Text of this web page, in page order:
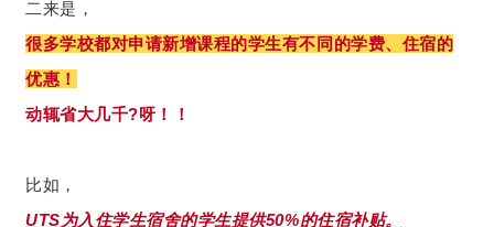
二来是，
很多学校都对申请新增课程的学生有不同的学费、住宿的
优惠！
动辄省大几千?呀！！
比如，
UTS为入住学生宿舍的学生提供50%的住宿补贴。